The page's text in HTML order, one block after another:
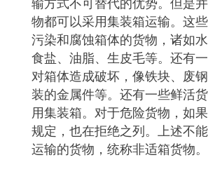
物都可以采用集装箱运输。这
污染和腐蚀箱体的货物，诸如水
食盐、油脂、生皮毛等。还有
对箱体造成破坏，像铁块、废
装的金属件等。还有一些鲜活
用集装箱。对于危险货物，如
规定，也在拒绝之列。上述不
运输的货物，统称非适箱货物。